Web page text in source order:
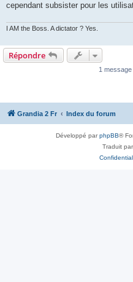
cependant subsister pour les
I AM the Boss. A dictator ? Yes.
Répondre
1 message
Grandia 2 Fr Index du forum
Développé parphpBB®
Traduit par